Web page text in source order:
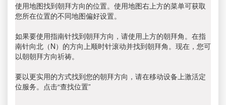
使用地图找到朝拜方向的位置。使用地图右上方的菜单可获取
您所在位置的不同地图偏好设置。
如果要使用指南针找到朝拜方向，请使用上方的朝拜角。在指
南针向北（N）的方向上顺时针滚动并找到朝拜角。现在，您可
以朝朝拜方向祈祷。
要以更实用的方式找到您的朝拜方向，请在移动设备上激活定
位服务。点击“查找位置”